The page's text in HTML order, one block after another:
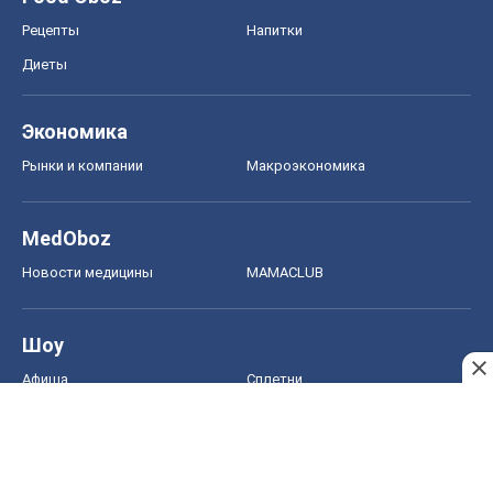
Рецепты Напитки
Диеты
Экономика
Рынки и компании Mакроэкономика
MedOboz
Новости медицины MAMACLUB
Шоу
Афиша Сплетни